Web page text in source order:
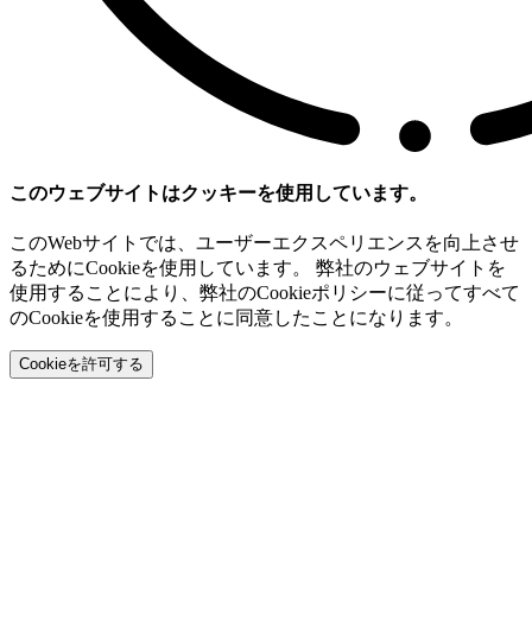
このウェブサイトはクッキーを使用しています。
このWebサイトでは、ユーザーエクスペリエンスを向上させ
るためにCookieを使用しています。 弊社のウェブサイトを
使用することにより、弊社のCookieポリシーに従ってすべて
のCookieを使用することに同意したことになります。
Cookieを許可する